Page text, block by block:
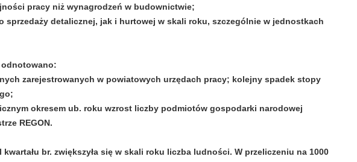
pracy niż wynagrodzeń w budownictwie;
sprzedaży detalicznej, jak i hurtowej w skali roku, szczególnie w jednostkach
odnotowano:
zarejestrowanych w powiatowych urzędach pracy; kolejny spadek stopy
okresem ub. roku wzrost liczby podmiotów gospodarki narodowej
REGON.
kwartału br. zwiększyła się w skali roku liczba ludności. W przeliczeniu na 1000